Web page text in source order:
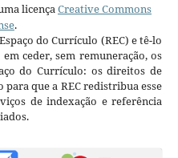
licençaCreative Commons
.
do Currículo (REC) e tê-lo
ceder, sem remuneração, os
do Currículo: os direitos de
que a REC redistribua esse
de indexação e referência